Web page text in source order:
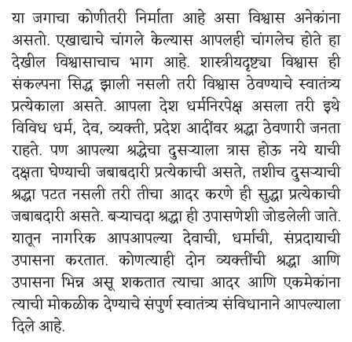
या जगाचा कोणीतरी निर्माता आहे असा विश्वास अनेकांना
असतो. एखाद्याचे चांगले केल्यास आपलही चांगलेच होते हा
देखील विश्वासाचाच भाग आहे. शास्त्रीयदृष्ट्या विश्वास ही
संकल्पना सिद्ध झाली नसली तरी विश्वास ठेवण्याचे स्वातंत्र्य
प्रत्येकाला असते. आपला देश धर्मनिरपेक्ष असला तरी इथे
विविध धर्म, देव, व्यक्ती, प्रदेश आदींवर श्रद्धा ठेवणारी जनता
राहते. पण आपल्या श्रद्धेचा दुसऱ्याला त्रास होऊ नये याची
दक्षता घेण्याची जबाबदारी प्रत्येकाची असते, तशीच दुसऱ्याची
श्रद्धा पटत नसली तरी तीचा आदर करणे ही सुद्धा प्रत्येकाची
जबाबदारी असते. बऱ्याचदा श्रद्धा ही उपासणेशी जोडलेली जाते.
यातून नागरिक आपआपल्या देवाची, धर्माची, संप्रदायाची
उपासना करतात. कोणत्याही दोन व्यक्तींची श्रद्धा आणि
उपासना भिन्न असू शकतात त्याचा आदर आणि एकमेकांना
त्याची मोकळीक देण्याचे संपुर्ण स्वातंत्र्य संविधानाने आपल्याला
दिले आहे.